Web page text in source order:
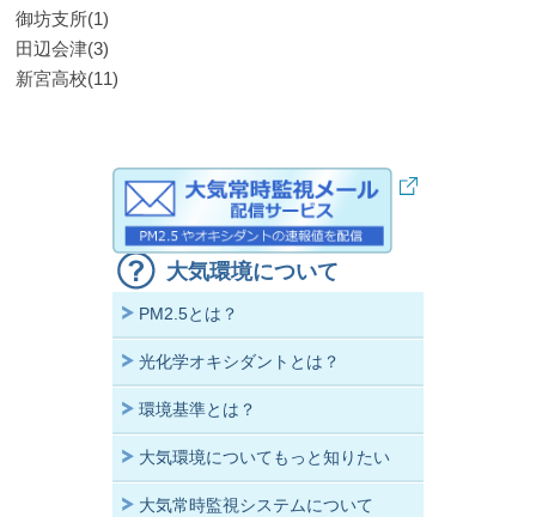
御坊支所(1)
田辺会津(3)
新宮高校(11)
大気環境について
PM2.5とは？
光化学オキシダントとは？
環境基準とは？
大気環境についてもっと知りたい
大気常時監視システムについて